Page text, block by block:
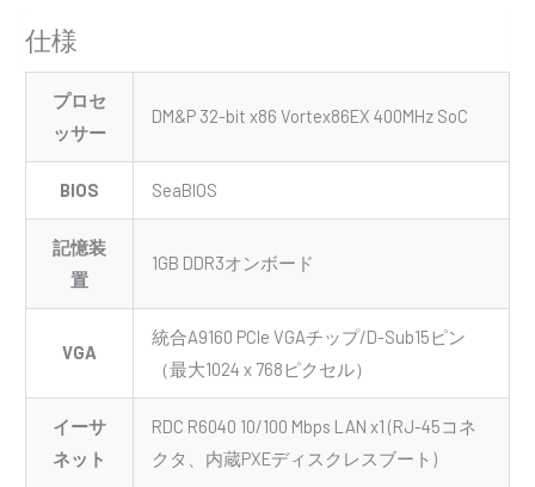
仕様
プロセ
ッサー
DM&P 32-bit x86 Vortex86EX 400MHz SoC
BIOS SeaBIOS
記憶装
置
1GB DDR3オンボード
VGA
統合A9160 PCIe VGAチップ/D-Sub15ピン
（最大1024 x 768ピクセル）
イーサ
ネット
RDC R6040 10/100 Mbps LAN x1 (RJ-45コネ
クタ、内蔵PXEディスクレスブート)